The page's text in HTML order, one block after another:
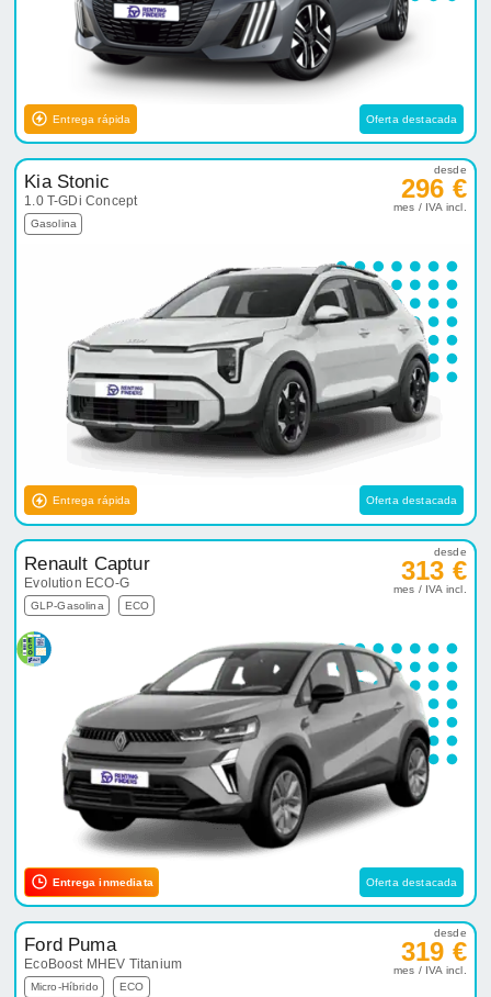
Entrega rápida Oferta destacada
Kia Stonic
1.0 T-GDi Concept
Gasolina
desde
296 €
mes / IVA incl.
Entrega rápida Oferta destacada
Renault Captur
Evolution ECO-G
GLP-Gasolina ECO
desde
313 €
mes / IVA incl.
Entrega inmediata Oferta destacada
Ford Puma
EcoBoost MHEV Titanium
Micro-Híbrido ECO
desde
319 €
mes / IVA incl.